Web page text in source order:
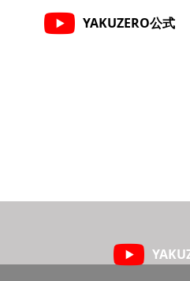
YAKUZERO公式